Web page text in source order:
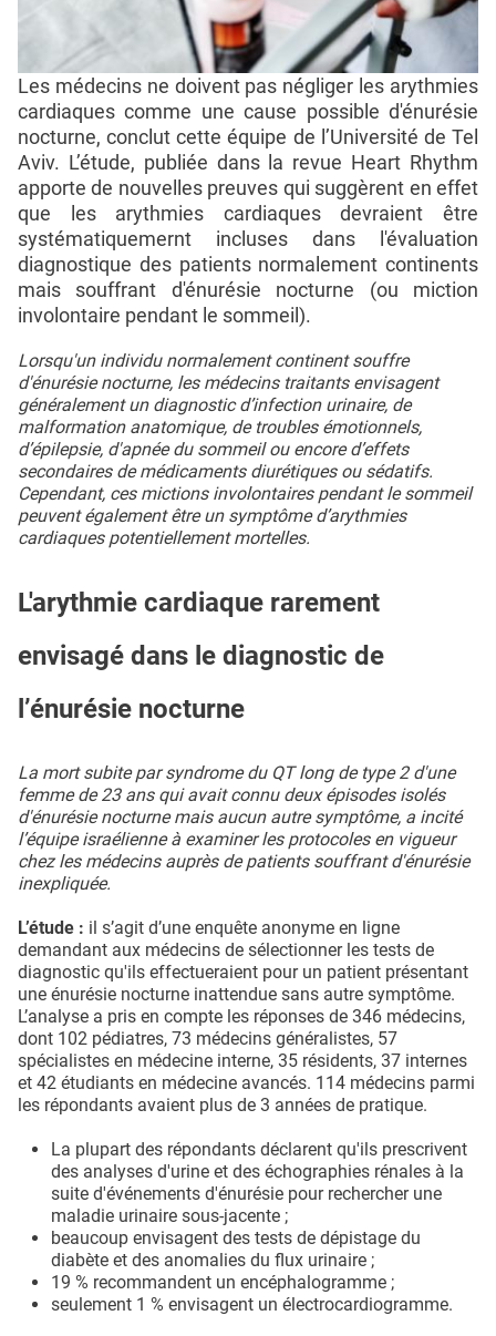
Les médecins ne doivent pas négliger les arythmies
cardiaques comme une cause possible d'énurésie
nocturne, conclut cette équipe de l’Université de Tel
Aviv. L’étude, publiée dans la revue Heart Rhythm
apporte de nouvelles preuves qui suggèrent en effet
que les arythmies cardiaques devraient être
systématiquemernt incluses dans l'évaluation
diagnostique des patients normalement continents
mais souffrant d'énurésie nocturne (ou miction
involontaire pendant le sommeil).
Lorsqu'un individu normalement continent souffre
d'énurésie nocturne, les médecins traitants envisagent
généralement un diagnostic d’infection urinaire, de
malformation anatomique, de troubles émotionnels,
d’épilepsie, d'apnée du sommeil ou encore d’effets
secondaires de médicaments diurétiques ou sédatifs.
Cependant, ces mictions involontaires pendant le sommeil
peuvent également être un symptôme d’arythmies
cardiaques potentiellement mortelles.
L'arythmie cardiaque rarement
envisagé dans le diagnostic de
l’énurésie nocturne
La mort subite par syndrome du QT long de type 2 d'une
femme de 23 ans qui avait connu deux épisodes isolés
d'énurésie nocturne mais aucun autre symptôme, a incité
l’équipe israélienne à examiner les protocoles en vigueur
chez les médecins auprès de patients souffrant d'énurésie
inexpliquée.
L’étude : il s’agit d’une enquête anonyme en ligne
demandant aux médecins de sélectionner les tests de
diagnostic qu'ils effectueraient pour un patient présentant
une énurésie nocturne inattendue sans autre symptôme.
L’analyse a pris en compte les réponses de 346 médecins,
dont 102 pédiatres, 73 médecins généralistes, 57
spécialistes en médecine interne, 35 résidents, 37 internes
et 42 étudiants en médecine avancés. 114 médecins parmi
les répondants avaient plus de 3 années de pratique.
La plupart des répondants déclarent qu'ils prescrivent
des analyses d'urine et des échographies rénales à la
suite d'événements d'énurésie pour rechercher une
maladie urinaire sous-jacente ;
beaucoup envisagent des tests de dépistage du
diabète et des anomalies du flux urinaire ;
19 % recommandent un encéphalogramme ;
seulement 1 % envisagent un électrocardiogramme.